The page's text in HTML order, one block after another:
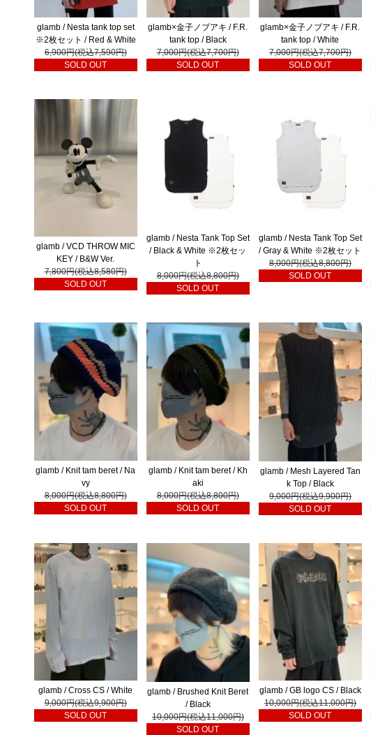
glamb / Nesta tank top set
※2枚セット / Red & White
6,900円(税込7,590円)
SOLD OUT
glamb×金子ノブアキ / F.R.
tank top / Black
7,000円(税込7,700円)
SOLD OUT
glamb×金子ノブアキ / F.R.
tank top / White
7,000円(税込7,700円)
SOLD OUT
glamb / VCD THROW MIC
KEY / B&W Ver.
7,800円(税込8,580円)
SOLD OUT
glamb / Nesta Tank Top Set
/ Black & White ※2枚セッ
ト
8,000円(税込8,800円)
SOLD OUT
glamb / Nesta Tank Top Set
/ Gray & White ※2枚セット
8,000円(税込8,800円)
SOLD OUT
glamb / Knit tam beret / Na
vy
8,000円(税込8,800円)
SOLD OUT
glamb / Knit tam beret / Kh
aki
8,000円(税込8,800円)
SOLD OUT
glamb / Mesh Layered Tan
k Top / Black
9,000円(税込9,900円)
SOLD OUT
glamb / Cross CS / White
9,000円(税込9,900円)
SOLD OUT
glamb / Brushed Knit Beret
/ Black
10,000円(税込11,000円)
SOLD OUT
glamb / GB logo CS / Black
10,000円(税込11,000円)
SOLD OUT